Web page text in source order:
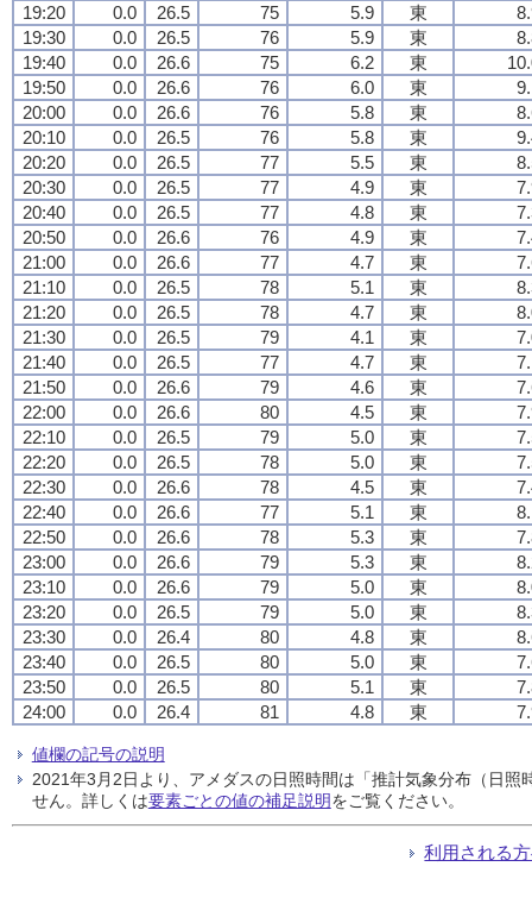
19:20
0.0 26.5 75 5.9 東
19:30
0.0 26.5 76 5.9 東
19:40
0.0 26.6 75 6.2 東
19:50
0.0 26.6 76 6.0 東
20:00
0.0 26.6 76 5.8 東
20:10
0.0 26.5 76 5.8 東
20:20
0.0 26.5 77 5.5 東
20:30
0.0 26.5 77 4.9 東
20:40
0.0 26.5 77 4.8 東
20:50
0.0 26.6 76 4.9 東
21:00
0.0 26.6 77 4.7 東
21:10
0.0 26.5 78 5.1 東
21:20
0.0 26.5 78 4.7 東
21:30
0.0 26.5 79 4.1 東
21:40
0.0 26.5 77 4.7 東
21:50
0.0 26.6 79 4.6 東
22:00
0.0 26.6 80 4.5 東
22:10
0.0 26.5 79 5.0 東
22:20
0.0 26.5 78 5.0 東
22:30
0.0 26.6 78 4.5 東
22:40
0.0 26.6 77 5.1 東
22:50
0.0 26.6 78 5.3 東
23:00
0.0 26.6 79 5.3 東
23:10
0.0 26.6 79 5.0 東
23:20
0.0 26.5 79 5.0 東
23:30
0.0 26.4 80 4.8 東
23:40
0.0 26.5 80 5.0 東
23:50
0.0 26.5 80 5.1 東
24:00
0.0 26.4 81 4.8 東
値欄の記号の説明
2021年3月2日より、アメダスの日照時間は「推計気象分布（日
せん。詳しくは要素ごとの値の補足説明をご覧ください。
利用される